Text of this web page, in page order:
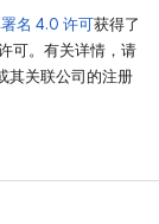
名 4.0 许可获得了
可。有关详情，请
其关联公司的注册